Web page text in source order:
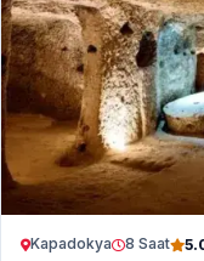
Kapadokya 8 Saat